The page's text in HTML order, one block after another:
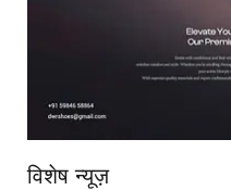
विशेष न्यूज़